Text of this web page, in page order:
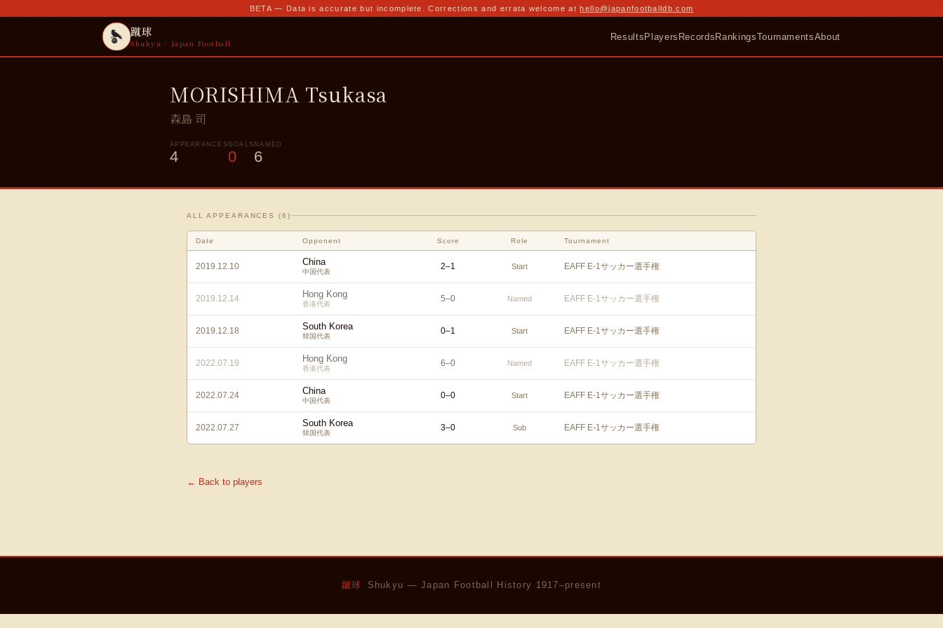
BETA — Data is accurate but incomplete. Corrections and errata welcome at hello@japanfootballdb.com
蹴球
Shukyu · Japan Football
ResultsPlayers RecordsRankingsTournamentsAbout
MORISHIMA Tsukasa
森島 司
APPEARANCES
4
GOALS
0
NAMED
6
ALL APPEARANCES (6 )
Date Opponent Score Role Tournament
2019.12.10 China
中国代表
2–1 Start EAFF E-1サッカー選手権
2019.12.14 Hong Kong
香港代表
5–0 Named EAFF E-1サッカー選手権
2019.12.18 South Korea
韓国代表
0–1 Start EAFF E-1サッカー選手権
2022.07.19 Hong Kong
香港代表
6–0 Named EAFF E-1サッカー選手権
2022.07.24 China
中国代表
0–0 Start EAFF E-1サッカー選手権
2022.07.27 South Korea
韓国代表
3–0 Sub EAFF E-1サッカー選手権
← Back to players
蹴球 Shukyu — Japan Football History 1917–present